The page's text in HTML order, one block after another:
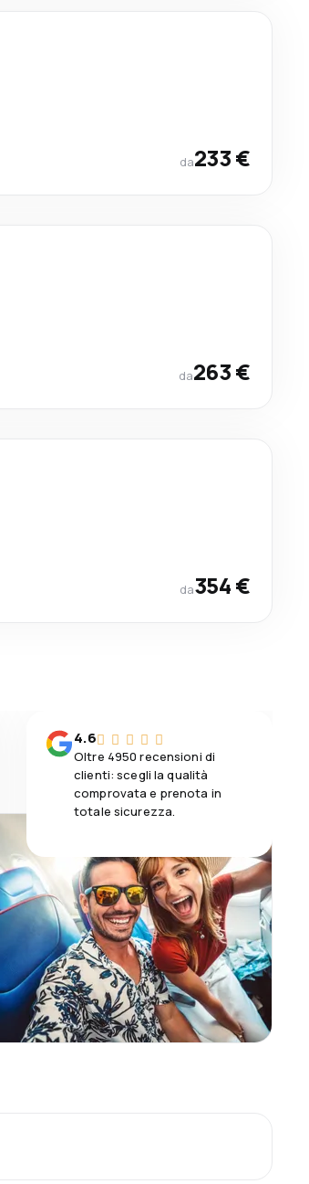
da233 €
da263 €
da354 €
4.6
Oltre 4950 recensioni di
clienti: scegli la qualità
comprovata e prenota in
totale sicurezza.